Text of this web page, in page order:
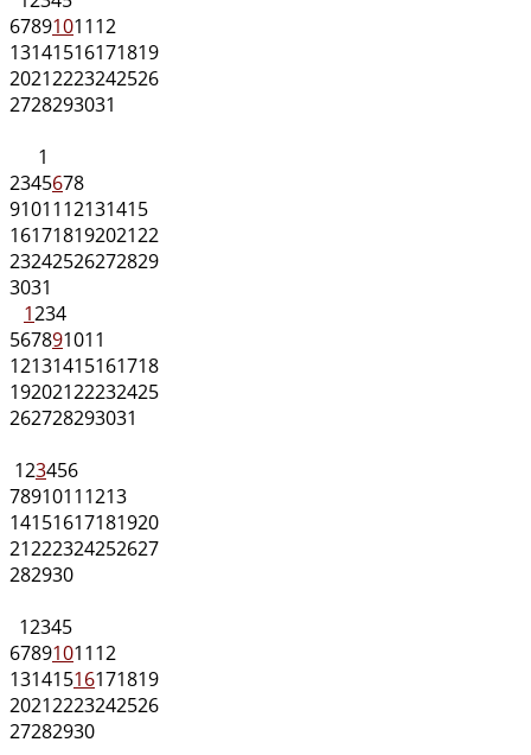
6789101112
13141516171819
20212223242526
2728293031
1
2345678
9101112131415
16171819202122
23242526272829
3031
1234
567891011
12131415161718
19202122232425
262728293031
123456
78910111213
14151617181920
21222324252627
282930
12345
6789101112
13141516171819
20212223242526
27282930